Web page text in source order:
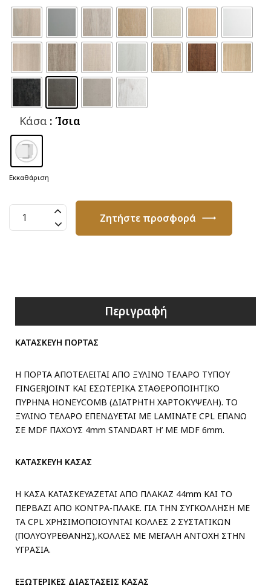
Κάσα : Ίσια
Εκκαθάριση
Πόρτα
laminate
Ζητήστε προσφορά
Περιγραφή
ΚΑΤΑΣΚΕΥΗ ΠΟΡΤΑΣ
Η ΠΟΡΤΑ ΑΠΟΤΕΛΕΙΤΑΙ ΑΠΟ ΞΥΛΙΝΟ ΤΕΛΑΡΟ ΤΥΠΟΥ
FINGERJOINT ΚΑΙ ΕΣΩΤΕΡΙΚΑ ΣΤΑΘΕΡΟΠΟΙΗΤΙΚΟ
ΠΥΡΗΝΑ HONEYCOMB (ΔΙΑΤΡΗΤΗ ΧΑΡΤΟΚΥΨΕΛΗ). ΤΟ
ΞΥΛΙΝΟ ΤΕΛΑΡΟ ΕΠΕΝΔΥΕΤΑΙ ΜΕ LAMINATE CPL ΕΠΑΝΩ
ΣΕ MDF ΠΑΧΟΥΣ 4mm STANDART H’ ME MDF 6mm.
ΚΑΤΑΣΚΕΥΗ ΚΑΣΑΣ
Η ΚΑΣΑ ΚΑΤΑΣΚΕΥΑΖΕΤΑΙ ΑΠΟ ΠΛΑΚΑΖ 44mm ΚΑΙ ΤΟ
ΠΕΡΒΑΖΙ ΑΠΟ ΚΟΝΤΡΑ-ΠΛΑΚΕ. ΓΙΑ ΤΗΝ ΣΥΓΚΟΛΛΗΣΗ ΜΕ
ΤΑ CPL ΧΡΗΣΙΜΟΠΟΙΟΥΝΤΑΙ ΚΟΛΛΕΣ 2 ΣΥΣΤΑΤΙΚΩΝ
(ΠΟΛΥΟΥΡΕΘΑΝΗΣ),ΚΟΛΛΕΣ ΜΕ ΜΕΓΑΛΗ ΑΝΤΟΧΗ ΣΤΗΝ
ΥΓΡΑΣΙΑ.
ΕΞΩΤΕΡΙΚΕΣ ΔΙΑΣΤΑΣΕΙΣ ΚΑΣΑΣ